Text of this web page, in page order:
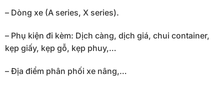
– Dòng xe (A series, X series).
– Phụ kiện đi kèm: Dịch càng, dịch giá, chui container,
kẹp giấy, kẹp gỗ, kẹp phuy,…
– Địa điểm phân phối xe nâng,…